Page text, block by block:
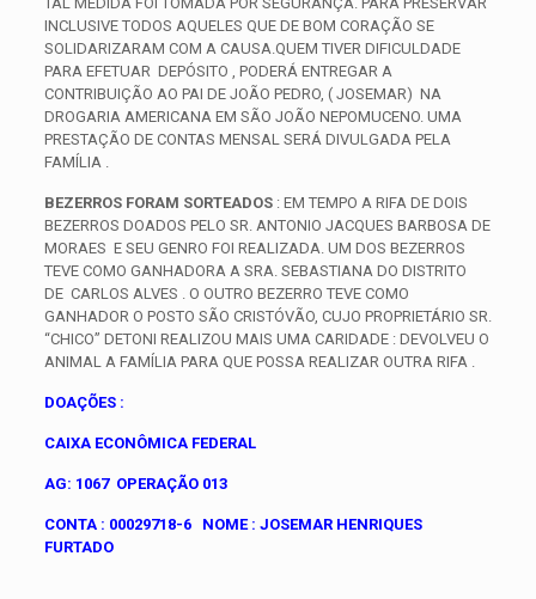
INCLUSIVE TODOS AQUELES QUE DE BOM CORAÇÃO SE
SOLIDARIZARAM COM A CAUSA.QUEM TIVER DIFICULDADE
PARA EFETUAR DEPÓSITO , PODERÁ ENTREGAR A
CONTRIBUIÇÃO AO PAI DE JOÃO PEDRO, ( JOSEMAR) NA
DROGARIA AMERICANA EM SÃO JOÃO NEPOMUCENO. UMA
PRESTAÇÃO DE CONTAS MENSAL SERÁ DIVULGADA PELA
FAMÍLIA .
BEZERROS FORAM SORTEADOS: EM TEMPO A RIFA DE DOIS
BEZERROS DOADOS PELO SR. ANTONIO JACQUES BARBOSA DE
MORAES E SEU GENRO FOI REALIZADA. UM DOS BEZERROS
TEVE COMO GANHADORA A SRA. SEBASTIANA DO DISTRITO
DE CARLOS ALVES . O OUTRO BEZERRO TEVE COMO
GANHADOR O POSTO SÃO CRISTÓVÃO, CUJO PROPRIETÁRIO SR.
“CHICO” DETONI REALIZOU MAIS UMA CARIDADE : DEVOLVEU O
ANIMAL A FAMÍLIA PARA QUE POSSA REALIZAR OUTRA RIFA .
DOAÇÕES :
CAIXA ECONÔMICA FEDERAL
AG: 1067 OPERAÇÃO 013
CONTA : 00029718-6 NOME : JOSEMAR HENRIQUES
FURTADO